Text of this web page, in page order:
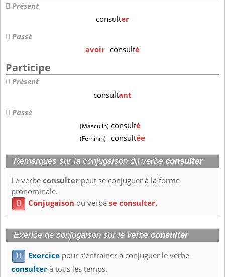
Présent
consulter
Passé
avoir consulté
Participe
Présent
consultant
Passé
(Masculin) consulté
(Feminin) consultée
Remarques sur la conjugaison du verbe consulter
Le verbeconsulter peut se conjuguer à la forme
pronominale.
 Conjugaison du verbese consulter.
Exerice de conjugaison sur le verbe consulter
 Exercice pour s'entrainer à conjuguer le verbe
consulterà tous les temps.